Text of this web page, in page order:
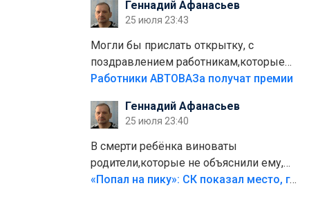
полно стоит,почему водители всё
равно едут в лес? Штрафы мизерные.
Геннадий Афанасьев
25 июля 23:43
Могли бы прислать открытку, с
поздравлением работникам,которые
больше сорока лет отработали на
Работники АВТОВАЗа получат премии
Геннадий Афанасьев
25 июля 23:40
В смерти ребёнка виноваты
родители,которые не объяснили ему,
что такое хорошо и что такое плохо!
«Попал на пику»: СК показал место, где был смертельно травмирован ребенок в Тольятти